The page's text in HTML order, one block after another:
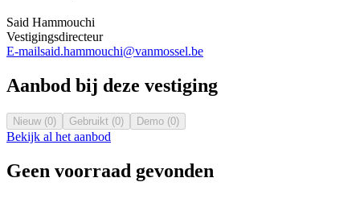
Said Hammouchi
Vestigingsdirecteur
E-mailsaid.hammouchi@vanmossel.be
Aanbod bij deze vestiging
Nieuw (0) Gebruikt (0) Demo (0)
Bekijk al het aanbod
Geen voorraad gevonden